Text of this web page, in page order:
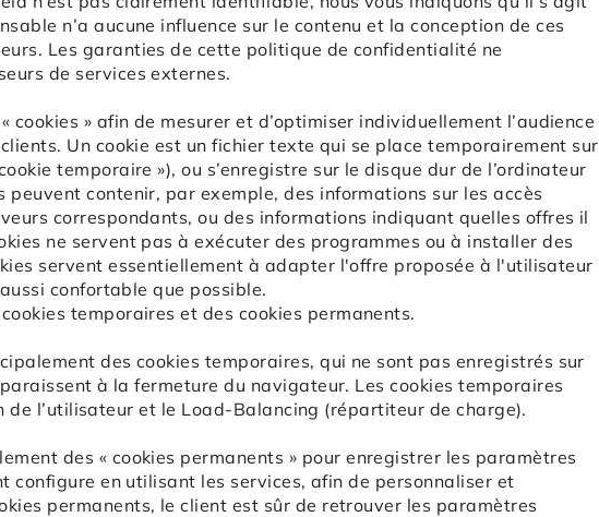
n’a aucune influence sur le contenu et la conception de ces
Les garanties de cette politique de confidentialité ne
de services externes.
cookies » afin de mesurer et d’optimiser individuellement l’audience
Un cookie est un fichier texte qui se place temporairement sur
temporaire »), ou s’enregistre sur le disque dur de l’ordinateur
peuvent contenir, par exemple, des informations sur les accès
correspondants, ou des informations indiquant quelles offres il
ne servent pas à exécuter des programmes ou à installer des
servent essentiellement à adapter l'offre proposée à l'utilisateur
confortable que possible.
temporaires et des cookies permanents.
des cookies temporaires, qui ne sont pas enregistrés sur
à la fermeture du navigateur. Les cookies temporaires
de l’utilisateur et le Load-Balancing (répartiteur de charge).
des « cookies permanents » pour enregistrer les paramètres
configure en utilisant les services, afin de personnaliser et
permanents, le client est sûr de retrouver les paramètres